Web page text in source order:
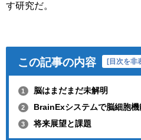
す研究だ。
この記事の内容 [ 目次を非
1 脳はまだまだ未解明
2 BrainExシステムで脳細胞
3 将来展望と課題